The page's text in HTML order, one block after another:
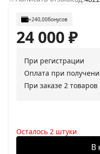
+240,00бонусов
24 000₽
При регистрации
Оплата при
При заказе 2 товаров
Осталось 2 штуки
В